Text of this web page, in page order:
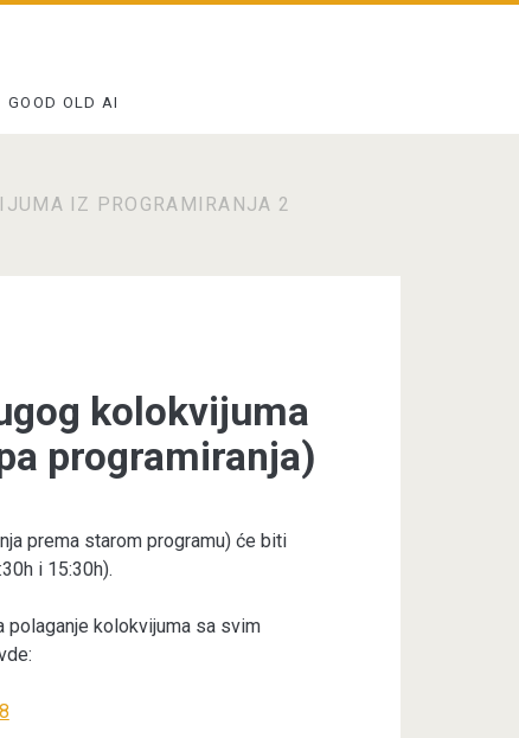
GOOD OLD AI
IZ PROGRAMIRANJA 2
kolokvijuma
programiranja)
prema starom programu) će biti
i 15:30h).
polaganje kolokvijuma sa svim